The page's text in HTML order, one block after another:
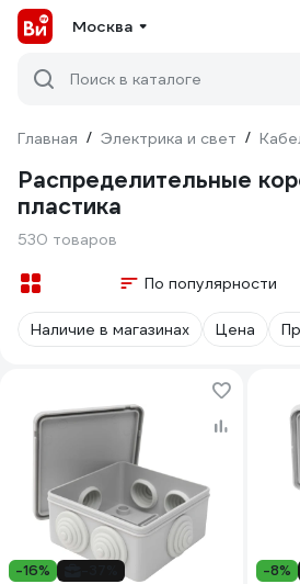
Москва
Поиск в каталоге
Главная / Электрика и свет /
Распределительные
пластика
530 товаров
По популярности
Наличие в магазинах Цена
-16% -8%